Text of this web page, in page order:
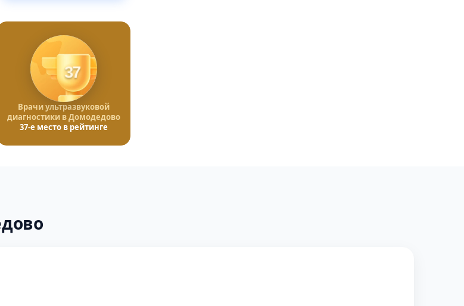
37
Врачи ультразвуковой
диагностики в Домодедово
37-е место в рейтинге